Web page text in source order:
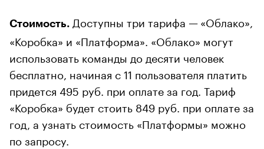
Стоимость. Доступны три тарифа —«Облако»,
«Коробка» и «Платформа». «Облако» могут
использовать команды до десяти человек
бесплатно, начиная с 11 пользователя платить
придется 495 руб. при оплате за год. Тариф
«Коробка» будет стоить 849 руб. при оплате за
год, а узнать стоимость «Платформы» можно
по запросу.